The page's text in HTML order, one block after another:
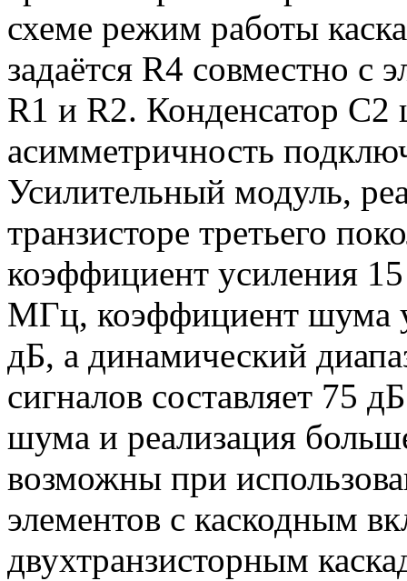
схеме режим работы
задаётся R4 совместно с
R1 и R2. Конденсатор С2
асимметричность
Усилительный модуль,
транзисторе третьего
коэффициент усиления
МГц, коэффициент шума
дБ, а динамический
сигналов составляет 75
шума и реализация
возможны при
элементов с каскодным
двухтранзисторным